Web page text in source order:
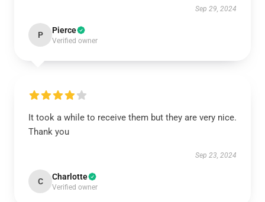
Sep 29, 2024
P Pierce
Verified owner
It took a while to receive them but they are very nice.
Thank you
Sep 23, 2024
C Charlotte
Verified owner